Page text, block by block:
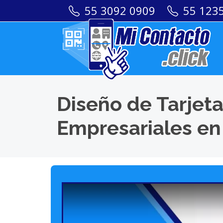
55 3092 0909 55
Diseño de
Empresariales